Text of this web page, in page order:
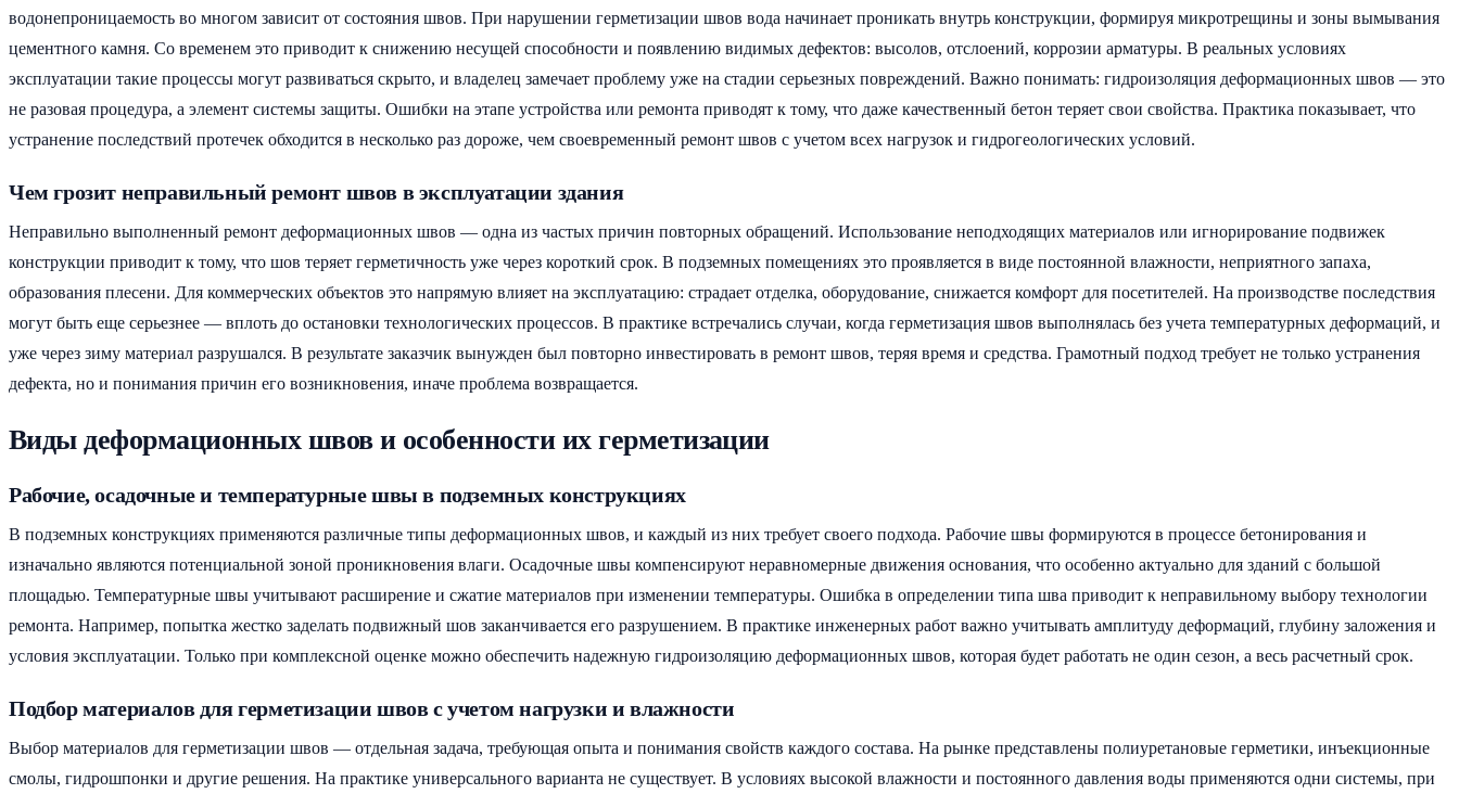
водонепроницаемость во многом зависит от состояния швов. При нарушении герметизации швов вода начинает проникать внутрь конструкции, формируя микротрещины и зоны вымывания
цементного камня. Со временем это приводит к снижению несущей способности и появлению видимых дефектов: высолов, отслоений, коррозии арматуры. В реальных условиях
эксплуатации такие процессы могут развиваться скрыто, и владелец замечает проблему уже на стадии серьезных повреждений. Важно понимать: гидроизоляция деформационных швов — это
не разовая процедура, а элемент системы защиты. Ошибки на этапе устройства или ремонта приводят к тому, что даже качественный бетон теряет свои свойства. Практика показывает, что
устранение последствий протечек обходится в несколько раз дороже, чем своевременный ремонт швов с учетом всех нагрузок и гидрогеологических условий.
Чем грозит неправильный ремонт швов в эксплуатации здания
Неправильно выполненный ремонт деформационных швов — одна из частых причин повторных обращений. Использование неподходящих материалов или игнорирование подвижек
конструкции приводит к тому, что шов теряет герметичность уже через короткий срок. В подземных помещениях это проявляется в виде постоянной влажности, неприятного запаха,
образования плесени. Для коммерческих объектов это напрямую влияет на эксплуатацию: страдает отделка, оборудование, снижается комфорт для посетителей. На производстве последствия
могут быть еще серьезнее — вплоть до остановки технологических процессов. В практике встречались случаи, когда герметизация швов выполнялась без учета температурных деформаций, и
уже через зиму материал разрушался. В результате заказчик вынужден был повторно инвестировать в ремонт швов, теряя время и средства. Грамотный подход требует не только устранения
дефекта, но и понимания причин его возникновения, иначе проблема возвращается.
Виды деформационных швов и особенности их герметизации
Рабочие, осадочные и температурные швы в подземных конструкциях
В подземных конструкциях применяются различные типы деформационных швов, и каждый из них требует своего подхода. Рабочие швы формируются в процессе бетонирования и
изначально являются потенциальной зоной проникновения влаги. Осадочные швы компенсируют неравномерные движения основания, что особенно актуально для зданий с большой
площадью. Температурные швы учитывают расширение и сжатие материалов при изменении температуры. Ошибка в определении типа шва приводит к неправильному выбору технологии
ремонта. Например, попытка жестко заделать подвижный шов заканчивается его разрушением. В практике инженерных работ важно учитывать амплитуду деформаций, глубину заложения и
условия эксплуатации. Только при комплексной оценке можно обеспечить надежную гидроизоляцию деформационных швов, которая будет работать не один сезон, а весь расчетный срок.
Подбор материалов для герметизации швов с учетом нагрузки и влажности
Выбор материалов для герметизации швов — отдельная задача, требующая опыта и понимания свойств каждого состава. На рынке представлены полиуретановые герметики, инъекционные
смолы, гидрошпонки и другие решения. На практике универсального варианта не существует. В условиях высокой влажности и постоянного давления воды применяются одни системы, при